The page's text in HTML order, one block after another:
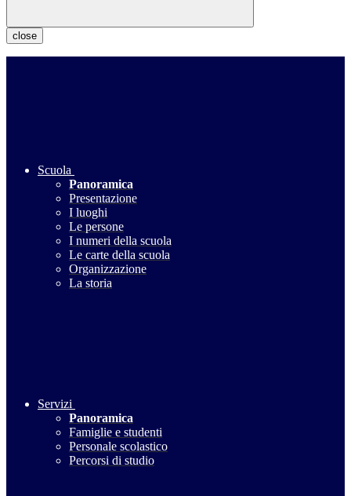
close
Scuola
Panoramica
Presentazione
I luoghi
Le persone
I numeri della scuola
Le carte della scuola
Organizzazione
La storia
Servizi
Panoramica
Famiglie e studenti
Personale scolastico
Percorsi di studio